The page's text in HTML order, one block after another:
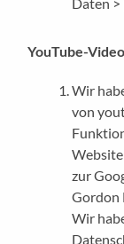
YouTube-
Wir
von
zur
Gordon
Wir